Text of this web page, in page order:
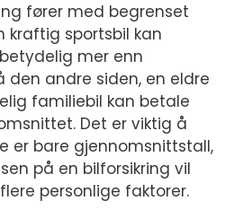
fører med begrenset
kraftig sportsbil kan
mer enn
den andre siden, en eldre
familiebil kan betale
Det er viktig å
er bare gjennomsnittstall,
på en bilforsikring vil
personlige faktorer.